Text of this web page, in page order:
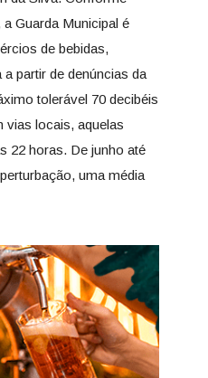
Guarda Municipal é
de bebidas,
partir de denúncias da
tolerável 70 decibéis
vias locais, aquelas
22 horas. De junho até
uma média